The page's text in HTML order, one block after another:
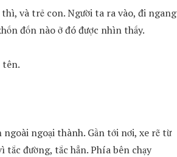
và trẻ con. Người ta ra vào, đi ngang
đốn nào ở đó được nhìn thấy.
tên.
ngoại thành. Gần tới nơi, xe rẽ từ
đường, tắc hẳn. Phía bên chạy